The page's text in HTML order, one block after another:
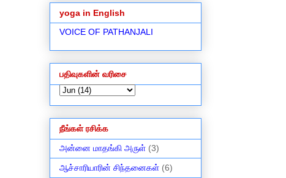
yoga in English
VOICE OF PATHANJALI
பதிவுகளின் வரிசை
நீங்கள் ரசிக்க
அன்னை மாதங்கி அருள் (3)
ஆச்சாரியாரின் சிந்தனைகள் (6)